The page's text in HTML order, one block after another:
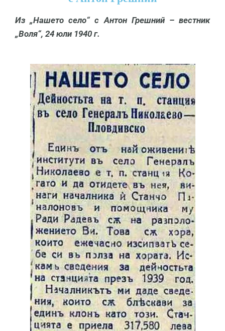
Из „Нашето село“ с Антон Грешний – вестник
„Воля“, 24 юли 1940 г.